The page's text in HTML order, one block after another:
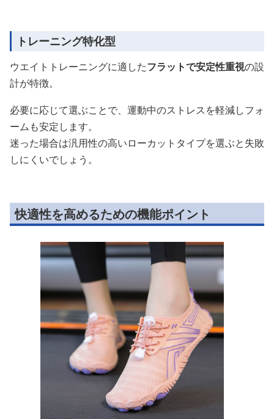
トレーニング特化型
ウエイトトレーニングに適したフラットで安定性重視の設
計が特徴。
必要に応じて選ぶことで、運動中のストレスを軽減しフォ
ームも安定します。
迷った場合は汎用性の高いローカットタイプを選ぶと失敗
しにくいでしょう。
快適性を高めるための機能ポイント